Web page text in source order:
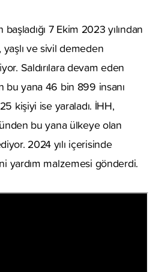
başladığı 7 Ekim 2023 yılından
ve sivil demeden
Saldırılara devam eden
bu yana 46 bin 899 insanı
kişiyi ise yaraladı. İHH,
bu yana ülkeye olan
2024 yılı içerisinde
yardım malzemesi gönderdi.